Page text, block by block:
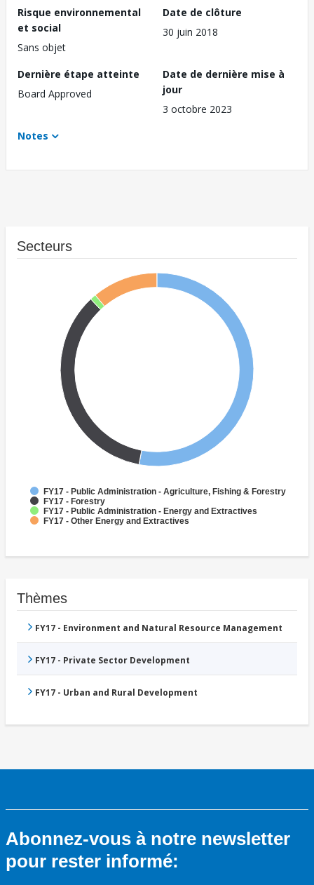
Risque environnemental
et social
Sans objet
Date de clôture
30 juin 2018
Dernière étape atteinte
Board Approved
Date de dernière mise à
jour
3 octobre 2023
Notes
Secteurs
FY17 - Public Administration - Agriculture, Fishing & Forestry
FY17 - Forestry
FY17 - Public Administration - Energy and Extractives
FY17 - Other Energy and Extractives
Thèmes
FY17 - Environment and Natural Resource Management
FY17 - Private Sector Development
FY17 - Urban and Rural Development
Abonnez-vous à notre newsletter
pour rester informé: